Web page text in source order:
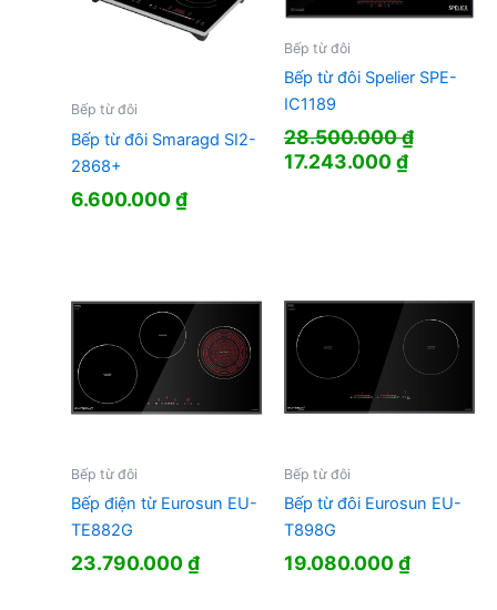
Bếp từ đôi
Bếp từ đôi Smaragd SI2-
2868+
6.600.000₫
Bếp từ đôi
Bếp từ đôi Spelier SPE-
IC1189
28.500.000₫
Giá
17.243.000₫Giá
Bếp từ đôi
Bếp điện từ Eurosun EU-
TE882G
23.790.000₫
Bếp từ đôi
Bếp từ đôi Eurosun EU-
T898G
19.080.000₫